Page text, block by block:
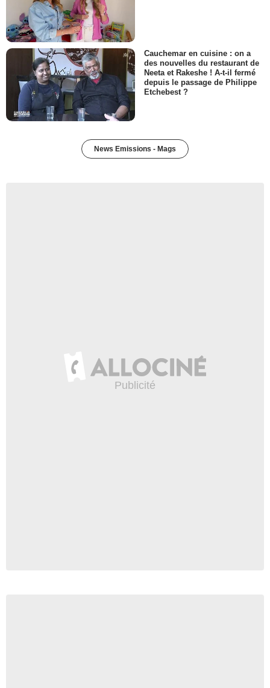
Cauchemar en cuisine : on a
des nouvelles du restaurant de
Neeta et Rakeshe ! A-t-il fermé
depuis le passage de Philippe
Etchebest ?
News Emissions - Mags